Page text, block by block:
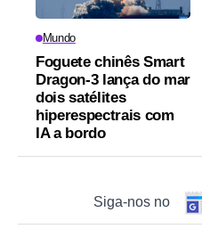
Mundo
Foguete chinês Smart
Dragon-3 lança do mar
dois satélites
hiperespectrais com
IA a bordo
Siga-nos no